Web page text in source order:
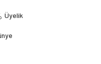
Üyelik